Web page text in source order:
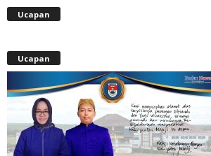
Ucapan
Ucapan